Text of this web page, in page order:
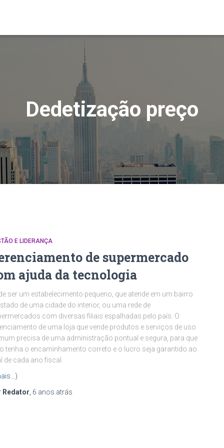
Dedetização preço
E LIDERANÇA
de supermercado
ajuda da tecnologia
ser um estabelecimento pequeno, que atende em um bairro
de uma cidade do interior, ou uma rede de
com diversas filiais espalhadas pelo país. O
de uma loja que vende produtos e serviços de uso
precisa de uma administração pontual e segura, para que
tenha o encaminhamento correto e o lucro seja garantido ao
de cada ano fiscal.
Redator 6 anos atrás